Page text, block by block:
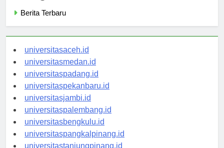
Categories
universitasaceh.id
universitasmedan.id
universitaspadang.id
universitaspekanbaru.id
universitasjambi.id
universitaspalembang.id
universitasbengkulu.id
universitaspangkalpinang.id